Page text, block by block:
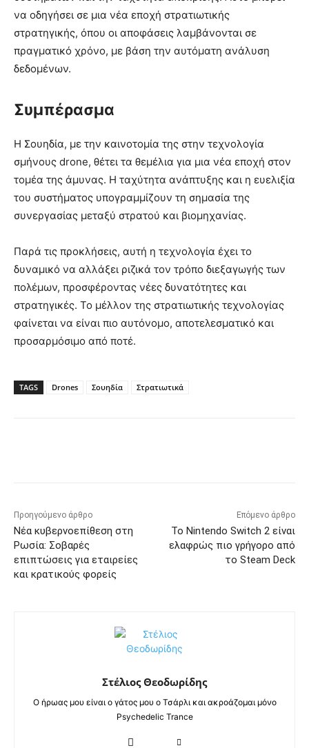
να οδηγήσει σε μια νέα εποχή στρατιωτικής
στρατηγικής, όπου οι αποφάσεις λαμβάνονται σε
πραγματικό χρόνο, με βάση την αυτόματη ανάλυση
δεδομένων.
Συμπέρασμα
Η Σουηδία, με την καινοτομία της στην τεχνολογία
σμήνους drone, θέτει τα θεμέλια για μια νέα εποχή στον
τομέα της άμυνας. Η ταχύτητα ανάπτυξης και η ευελιξία
του συστήματος υπογραμμίζουν τη σημασία της
συνεργασίας μεταξύ στρατού και βιομηχανίας.
Παρά τις προκλήσεις, αυτή η τεχνολογία έχει το
δυναμικό να αλλάξει ριζικά τον τρόπο διεξαγωγής των
πολέμων, προσφέροντας νέες δυνατότητες και
στρατηγικές. Το μέλλον της στρατιωτικής τεχνολογίας
φαίνεται να είναι πιο αυτόνομο, αποτελεσματικό και
προσαρμόσιμο από ποτέ.
TAGS Drones Σουηδία Στρατιωτικά
Προηγούμενο άρθρο
Νέα κυβερνοεπίθεση στη
Ρωσία: Σοβαρές
επιπτώσεις για εταιρείες
και κρατικούς φορείς
Επόμενο άρθρο
Το Nintendo Switch 2 είναι
ελαφρώς πιο γρήγορο από
το Steam Deck
Στέλιος Θεοδωρίδης
Ο ήρωας μου είναι ο γάτος μου ο Τσάρλι και ακροάζομαι μόνο
Psychedelic Trance